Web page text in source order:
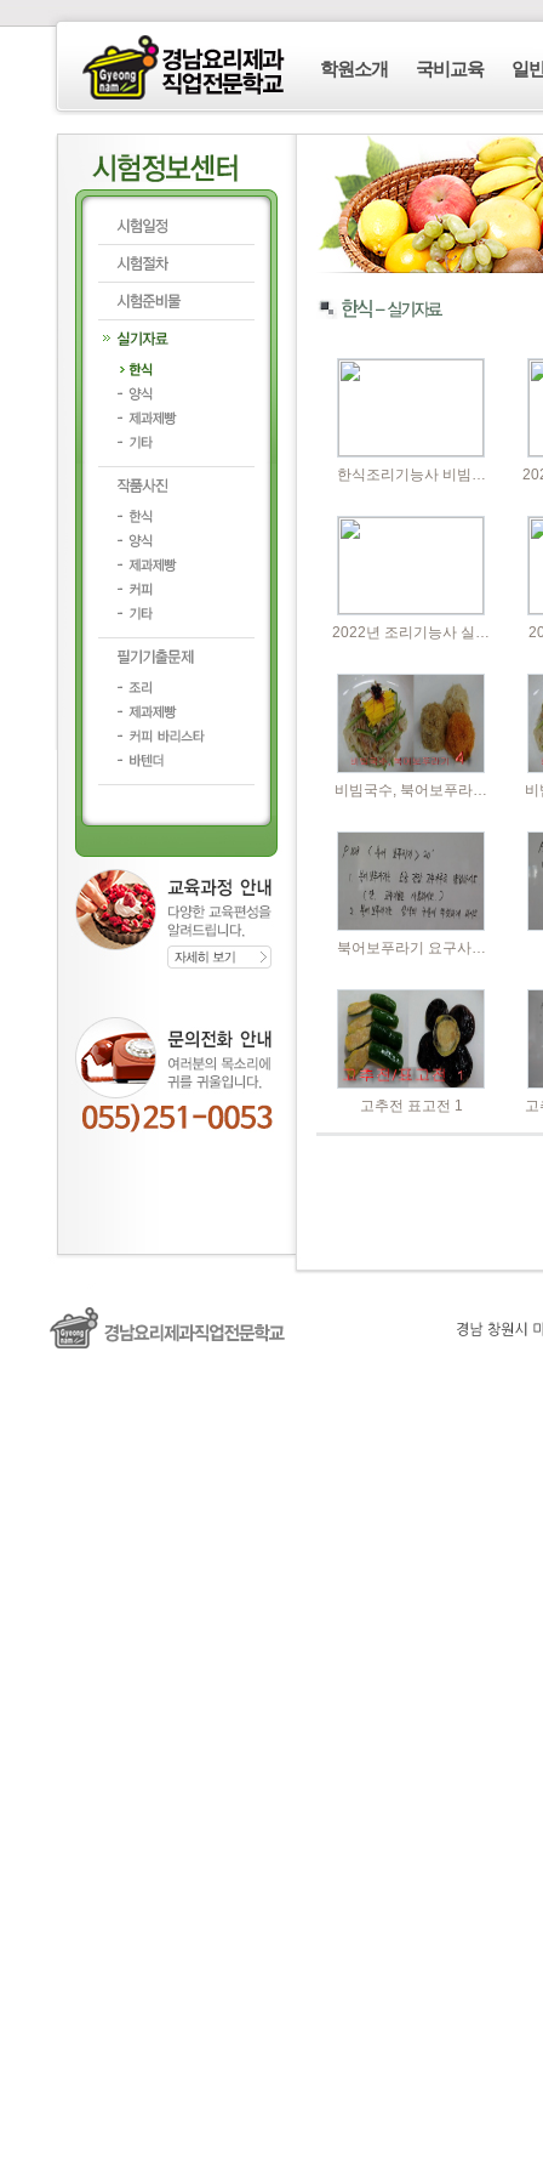
학원소개 국비교육 일
한식조리기능사 비빔…
2022년 조리기능사 실…
비빔국수, 북어보푸라…
북어보푸라기 요구사…
고추전 표고전 1